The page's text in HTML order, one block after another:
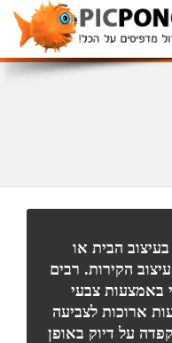
הבית או
הקירות. רבים
באמצעות צבעי
ארוכות לצביעה
על דיוק באופן